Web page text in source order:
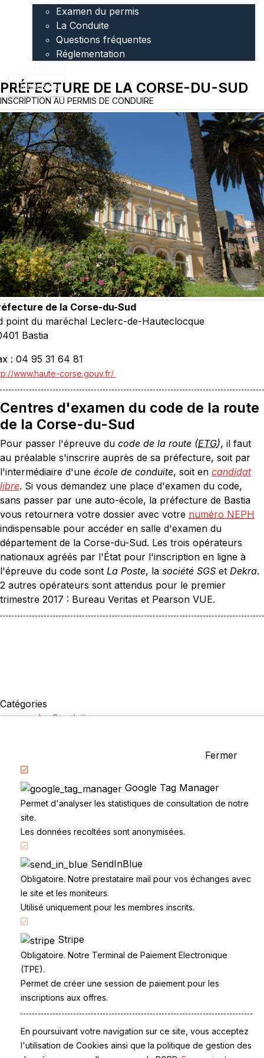
Examen du permis
La Conduite
Questions fréquentes
Réglementation
Connexion
PRÉFECTURE DE LA CORSE-DU-SUD
INSCRIPTION AU PERMIS DE CONDUIRE
de la Corse-du-Sud
point du maréchal Leclerc-de-Hauteclocque
Bastia
: 04 95 31 64 81
www.haute-corse.gouv.fr/
Centres d'examen du code de la route
de la Corse-du-Sud
Pour passer l'épreuve du code de la route (ETG), il faut
au préalable s'inscrire auprès de sa préfecture, soit par
l'intermédiaire d'une école de conduite, soit en candidat
libre. Si vous demandez une place d'examen du code,
sans passer par une auto-école, la préfecture de Bastia
vous retournera votre dossier avec votre numéro NEPH
indispensable pour accéder en salle d'examen du
département de la Corse-du-Sud. Les trois opérateurs
nationaux agréés par l'État pour l'inscription en ligne à
l'épreuve du code sont La Poste, la société SGS et Dekra.
2 autres opérateurs sont attendus pour le premier
trimestre 2017 : Bureau Veritas et Pearson VUE.
Catégories
La Conduite
Accueil
Code de la route
Partenaires
CandidatLibre.net
Conditions générales
Contact
Le Permis
Examen du permis
La Conduite
Questions fréquentes
Réglementation
Fermer
Google Tag Manager
Permet d'analyser les statistiques de consultation de notre
site.
Les données recoltées sont anonymisées.
SendInBlue
Obligatoire. Notre prestataire mail pour vos échanges avec
le site et les moniteurs.
Utilisé uniquement pour les membres inscrits.
Stripe
Obligatoire. Notre Terminal de Paiement Electronique
(TPE).
Permet de créer une session de paiement pour les
inscriptions aux offres.
En poursuivant votre navigation sur ce site, vous acceptez
l'utilisation de Cookies ainsi que la politique de gestion des